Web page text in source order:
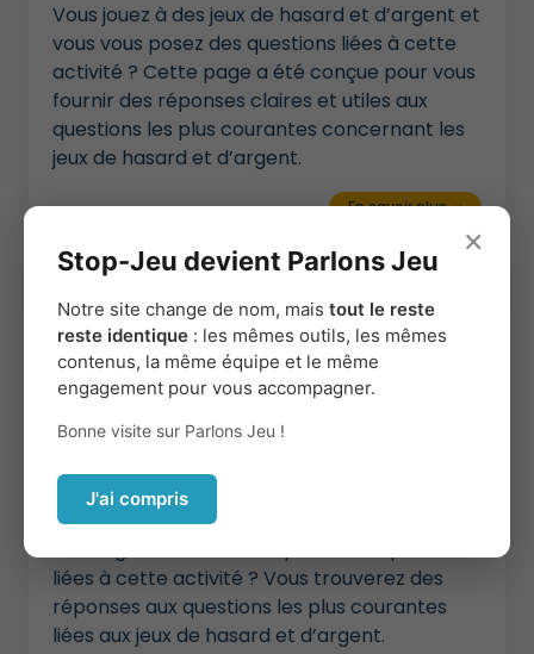
Vous jouez à des jeux de hasard et d’argent et
vous vous posez des questions liées à cette
activité ? Cette page a été conçue pour vous
fournir des réponses claires et utiles aux
questions les plus courantes concernant les
jeux de hasard et d’argent.
En savoir pluskeyboard_tab
FAQ pour les proches
Un·e de vos proches joue à des jeux de hasard
liées à cette activité ? Vous trouverez des
réponses aux questions les plus courantes
liées aux jeux de hasard et d’argent.
×
Stop-Jeu devient Parlons Jeu
Notre site change de nom, mais tout le reste
reste identique : les mêmes outils, les mêmes
contenus, la même équipe et le même
engagement pour vous accompagner.
Bonne visite sur Parlons Jeu !
J'ai compris